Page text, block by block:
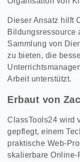
Dieser Ansatz hilft
Bildungsressource
Sammlung von
zu bieten, die
Arbeit unterstützt.
Erbaut von
ClassTools24 wird
gepflegt, einem
praktische Web-
skalierbare Online-